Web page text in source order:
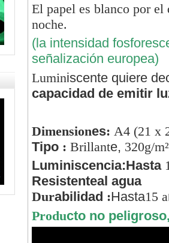
El papel es blanco por
noche.
(la intensidad
señalización europea)
Luminiscente quiere
capacidad de emitir
Dimensiones: A4 (21 x
Tipo : Brillante, 320g/m²
Luminiscencia:Hasta
Resistenteal agua
Durabilidad :Hasta15 a
Producto no